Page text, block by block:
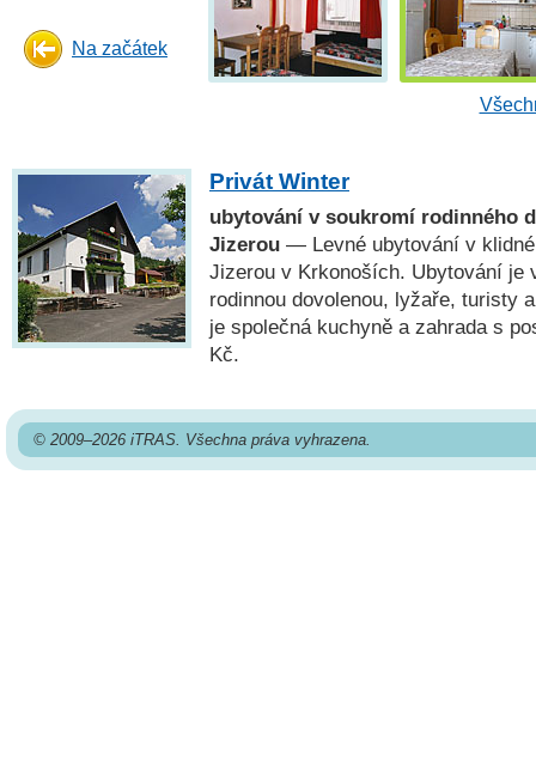
Na začátek
Privát Winter
ubytování v soukromí rodinného
Jizerou — Levné ubytování v
Jizerou v Krkonoších. Ubytování je
rodinnou dovolenou, lyžaře, turisty
je společná kuchyně a zahrada s
Kč.
© 2009–2026 iTRAS. Všechna práva vyhrazena.